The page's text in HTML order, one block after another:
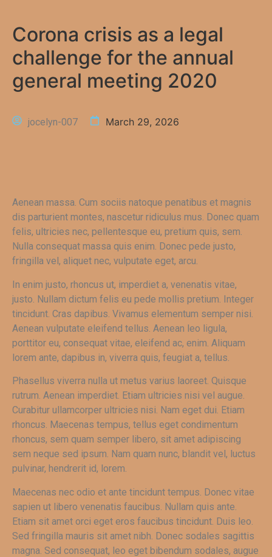
Corona crisis as a legal
challenge for the annual
general meeting 2020
jocelyn-007 March 29, 2026
Aenean massa. Cum sociis natoque penatibus et magnis
dis parturient montes, nascetur ridiculus mus. Donec quam
felis, ultricies nec, pellentesque eu, pretium quis, sem.
Nulla consequat massa quis enim. Donec pede justo,
fringilla vel, aliquet nec, vulputate eget, arcu.
In enim justo, rhoncus ut, imperdiet a, venenatis vitae,
justo. Nullam dictum felis eu pede mollis pretium. Integer
tincidunt. Cras dapibus. Vivamus elementum semper nisi.
Aenean vulputate eleifend tellus. Aenean leo ligula,
porttitor eu, consequat vitae, eleifend ac, enim. Aliquam
lorem ante, dapibus in, viverra quis, feugiat a, tellus.
Phasellus viverra nulla ut metus varius laoreet. Quisque
rutrum. Aenean imperdiet. Etiam ultricies nisi vel augue.
Curabitur ullamcorper ultricies nisi. Nam eget dui. Etiam
rhoncus. Maecenas tempus, tellus eget condimentum
rhoncus, sem quam semper libero, sit amet adipiscing
sem neque sed ipsum. Nam quam nunc, blandit vel, luctus
pulvinar, hendrerit id, lorem.
Maecenas nec odio et ante tincidunt tempus. Donec vitae
sapien ut libero venenatis faucibus. Nullam quis ante.
Etiam sit amet orci eget eros faucibus tincidunt. Duis leo.
Sed fringilla mauris sit amet nibh. Donec sodales sagittis
magna. Sed consequat, leo eget bibendum sodales, augue